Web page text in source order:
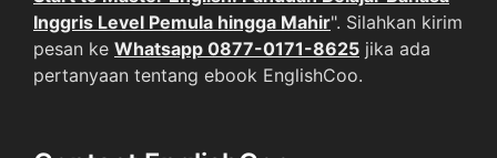
Inggris Level Pemula hingga Mahir". Silahkan kirim
pesan ke Whatsapp 0877-0171-8625 jika ada
pertanyaan tentang ebook EnglishCoo.